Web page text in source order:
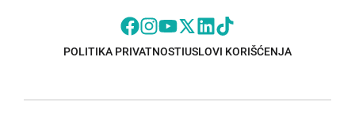
POLITIKA PRIVATNOSTIUSLOVI KORIŠĆENJA